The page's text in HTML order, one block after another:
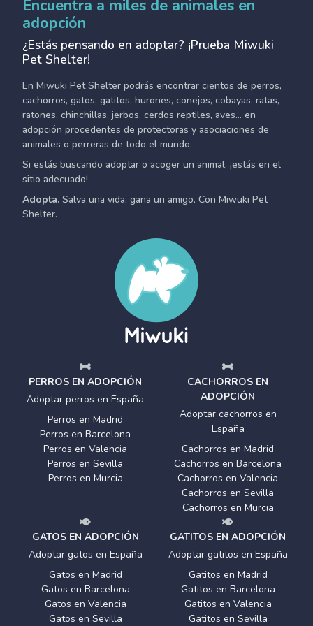
Encuentra a miles de animales en
adopción
¿Estás pensando en adoptar? ¡Prueba Miwuki
Pet Shelter!
En Miwuki Pet Shelter podrás encontrar cientos de perros,
cachorros, gatos, gatitos, hurones, conejos, cobayas, ratas,
ratones, chinchillas, jerbos, cerdos reptiles, aves... en
adopción procedentes de protectoras y asociaciones de
animales o perreras de todo el mundo.
Si estás buscando adoptar o acoger un animal, ¡estás en el
sitio adecuado!
Adopta. Salva una vida, gana un amigo. Con Miwuki Pet
Shelter.
PERROS EN ADOPCIÓN
Adoptar perros en España
Perros en Madrid
Perros en Barcelona
Perros en Valencia
Perros en Sevilla
Perros en Murcia
CACHORROS EN
ADOPCIÓN
Adoptar cachorros en
España
Cachorros en Madrid
Cachorros en Barcelona
Cachorros en Valencia
Cachorros en Sevilla
Cachorros en Murcia
GATOS EN ADOPCIÓN
Adoptar gatos en España
Gatos en Madrid
Gatos en Barcelona
Gatos en Valencia
Gatos en Sevilla
GATITOS EN ADOPCIÓN
Adoptar gatitos en España
Gatitos en Madrid
Gatitos en Barcelona
Gatitos en Valencia
Gatitos en Sevilla